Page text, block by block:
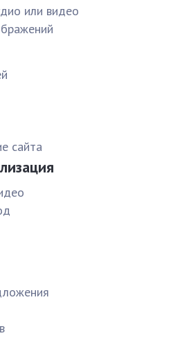
или видео
сайта